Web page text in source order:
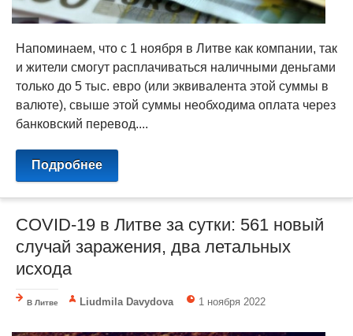
Напоминаем, что с 1 ноября в Литве как компании, так
и жители смогут расплачиваться наличными деньгами
только до 5 тыс. евро (или эквивалента этой суммы в
валюте), свыше этой суммы необходима оплата через
банковский перевод....
Подробнее
COVID-19 в Литве за сутки: 561 новый
случай заражения, два летальных
исхода
В Литве Liudmila Davydova 1 ноября 2022